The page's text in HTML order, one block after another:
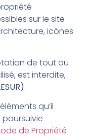
sur le site
icônes
de tout ou
est interdite,
.
qu’il
de Propriété